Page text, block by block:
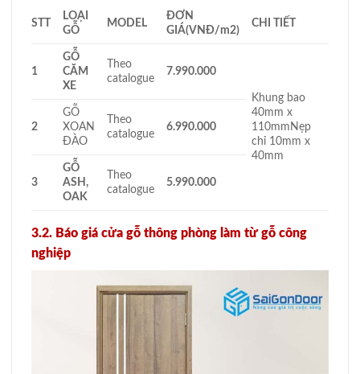
STT
LOẠI
GỖ
MODEL
ĐƠN
GIÁ(VNĐ/m2)
CHI TIẾT
1
GỖ
CĂM
XE
Theo
catalogue
7.990.000
Khung bao
40mm x
110mmNẹp
chỉ 10mm x
40mm
2
GỖ
XOAN
ĐÀO
Theo
catalogue
6.990.000
3
GỖ
ASH,
OAK
Theo
catalogue
5.990.000
3.2. Báo giá cửa gỗ thông phòng làm từ gỗ công
nghiệp